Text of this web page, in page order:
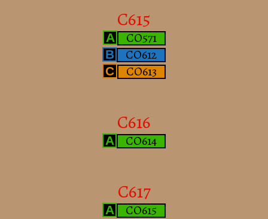
C615
A CO571
B CO612
C CO613
C616
A CO614
C617
A CO615